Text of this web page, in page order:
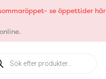
se öppettider här